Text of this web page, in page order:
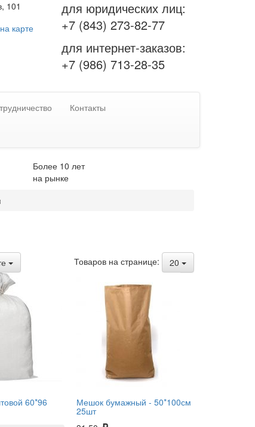
101
карте
для юридических лиц:
+7 (843) 273-82-77
для интернет-заказов:
+7 (986) 713-28-35
Контакты
Более 10 лет
на рынке
Товаров на странице: 20
60*96
Мешок бумажный - 50*100см
25шт